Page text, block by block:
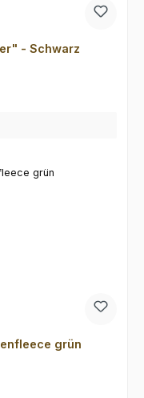
- Schwarz
grün